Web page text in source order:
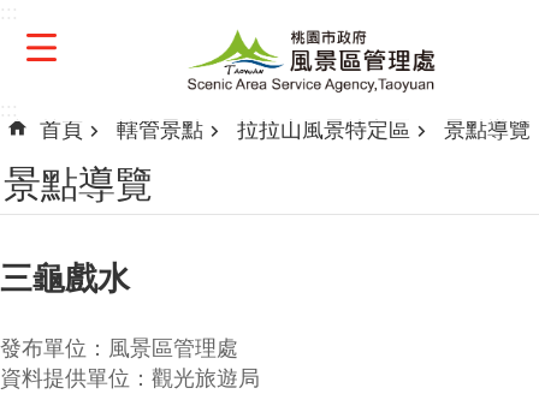
首頁 轄管景點 拉拉山風景特定區 景點導覽
景點導覽
三龜戲水
發布單位：風景區管理處
資料提供單位：觀光旅遊局